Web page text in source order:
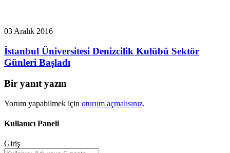
03 Aralık 2016
İstanbul Üniversitesi Denizcilik Kulübü Sektör
Günleri Başladı
Bir yanıt yazın
Yorum yapabilmek için oturum açmalısınız.
Kullanıcı Paneli
Giriş